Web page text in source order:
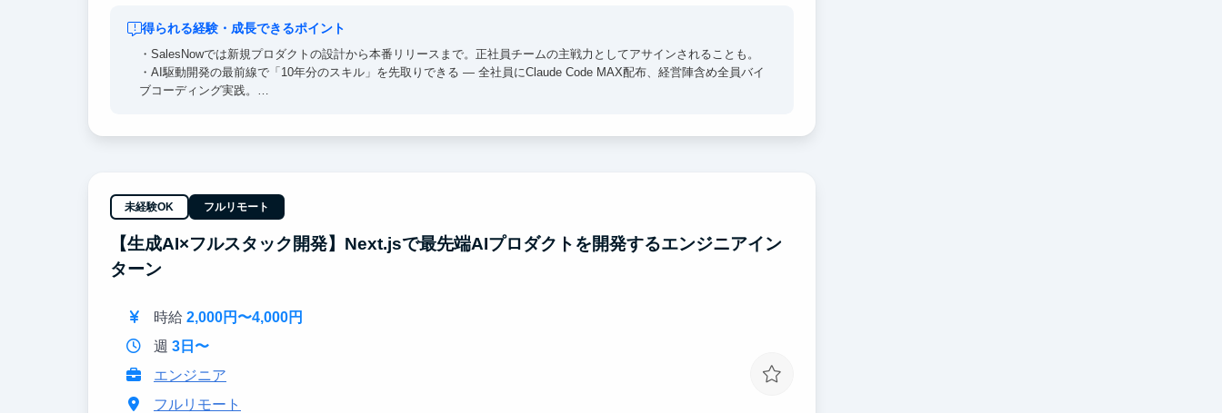
得られる経験・成長できるポイント
・SalesNowでは新規プロダクトの設計から本番リリースまで。正社員チームの主戦力としてアサインされることも。
・AI駆動開発の最前線で「10年分のスキル」を先取りできる — 全社員にClaude Code MAX配布、経営陣含め全員バイ
ブコーディング実践。
未経験OK フルリモート
【生成AI×フルスタック開発】Next.jsで最先端AIプロダクトを開発するエンジニアイン
ターン
時給 2,000円〜4,000円
週 3日〜
エンジニア
フルリモート